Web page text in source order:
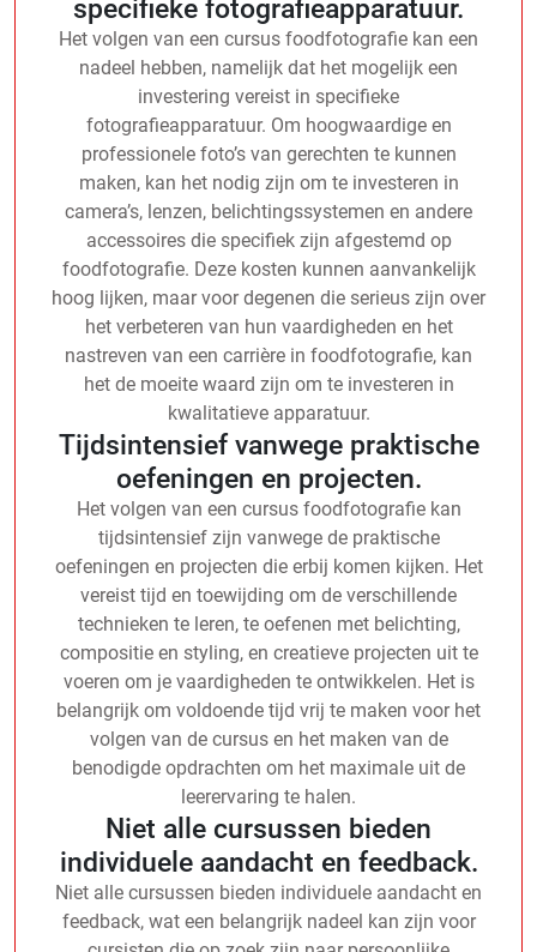
specifieke fotografieapparatuur.
Het volgen van een cursus foodfotografie kan een
nadeel hebben, namelijk dat het mogelijk een
investering vereist in specifieke
fotografieapparatuur. Om hoogwaardige en
professionele foto’s van gerechten te kunnen
maken, kan het nodig zijn om te investeren in
camera’s, lenzen, belichtingssystemen en andere
accessoires die specifiek zijn afgestemd op
foodfotografie. Deze kosten kunnen aanvankelijk
hoog lijken, maar voor degenen die serieus zijn over
het verbeteren van hun vaardigheden en het
nastreven van een carrière in foodfotografie, kan
het de moeite waard zijn om te investeren in
kwalitatieve apparatuur.
Tijdsintensief vanwege praktische
oefeningen en projecten.
Het volgen van een cursus foodfotografie kan
tijdsintensief zijn vanwege de praktische
oefeningen en projecten die erbij komen kijken. Het
vereist tijd en toewijding om de verschillende
technieken te leren, te oefenen met belichting,
compositie en styling, en creatieve projecten uit te
voeren om je vaardigheden te ontwikkelen. Het is
belangrijk om voldoende tijd vrij te maken voor het
volgen van de cursus en het maken van de
benodigde opdrachten om het maximale uit de
leerervaring te halen.
Niet alle cursussen bieden
individuele aandacht en feedback.
Niet alle cursussen bieden individuele aandacht en
feedback, wat een belangrijk nadeel kan zijn voor